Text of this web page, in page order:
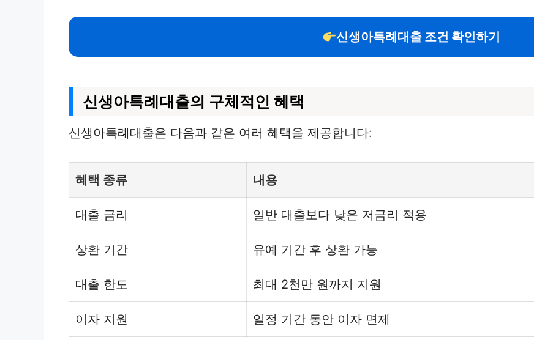
신생아특례대출 조건 확인하기
신생아특례대출의 구체적인 혜택
신생아특례대출은 다음과 같은 여러 혜택을 제공합니다:
혜택 종류 내용
대출 금리 일반 대출보다 낮은 저금리 적용
상환 기간 유예 기간 후 상환 가능
대출 한도 최대 2천만 원까지 지원
이자 지원 일정 기간 동안 이자 면제